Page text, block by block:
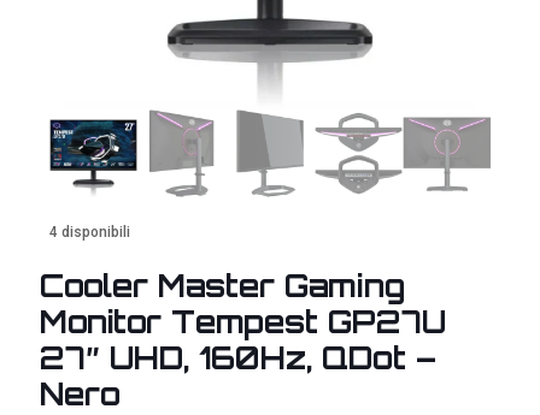
4 disponibili
Cooler Master Gaming
Monitor Tempest GP27U
27″ UHD, 160Hz, QDot –
Nero